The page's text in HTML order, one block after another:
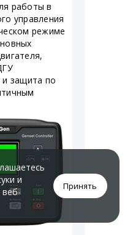
работы в
управления
режиме
и защита по
и
веб-
Принять